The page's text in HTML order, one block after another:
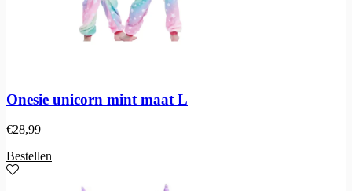
Onesie unicorn mint maat L
€28,99
Bestellen